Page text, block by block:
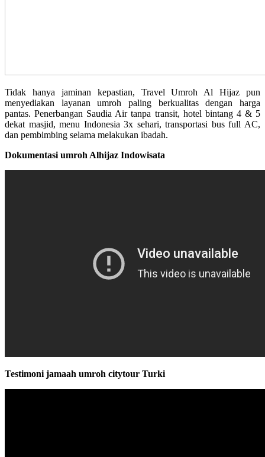
Tidak hanya jaminan kepastian, Travel Umroh Al Hijaz pun
menyediakan layanan umroh paling berkualitas dengan harga
pantas. Penerbangan Saudia Air tanpa transit, hotel bintang 4 & 5
dekat masjid, menu Indonesia 3x sehari, transportasi bus full AC,
dan pembimbing selama melakukan ibadah.
Dokumentasi umroh Alhijaz Indowisata
Testimoni jamaah umroh citytour Turki